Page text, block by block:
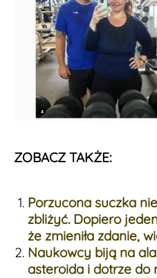
ZOBACZ TAKŻE:
Porzucona suczka
zbliżyć. Dopiero
że zmieniła zdanie,
Naukowcy biją na
asteroida i dotrze do